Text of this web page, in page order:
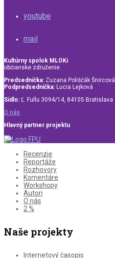
youtube
mail
Kultúrny spolok MLOKi
občianske združenie
Predsedníčka: Zuzana Poliščák Šnircová
Podpredsedníčka: Lucia Lejková
Sídlo: Ľ. Fullu 3094/14, 84105 Bratislava
O nás
Hlavný partner projektu
Recenzie
Reportáže
Rozhovory
Komentáre
Workshopy
Autori
O nás
2 %
Naše projekty
Internetový časopis